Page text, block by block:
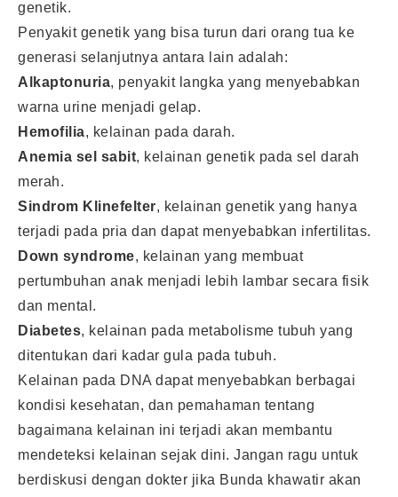
genetik.
Penyakit genetik yang bisa turun dari orang tua ke
generasi selanjutnya antara lain adalah:
Alkaptonuria, penyakit langka yang menyebabkan
warna urine menjadi gelap.
Hemofilia, kelainan pada darah.
Anemia sel sabit, kelainan genetik pada sel darah
merah.
Sindrom Klinefelter, kelainan genetik yang hanya
terjadi pada pria dan dapat menyebabkan infertilitas.
Down syndrome, kelainan yang membuat
pertumbuhan anak menjadi lebih lambar secara fisik
dan mental.
Diabetes, kelainan pada metabolisme tubuh yang
ditentukan dari kadar gula pada tubuh.
Kelainan pada DNA dapat menyebabkan berbagai
kondisi kesehatan, dan pemahaman tentang
bagaimana kelainan ini terjadi akan membantu
mendeteksi kelainan sejak dini. Jangan ragu untuk
berdiskusi dengan dokter jika Bunda khawatir akan